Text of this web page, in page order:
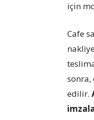
için
Cafe
sonra,
edilir.